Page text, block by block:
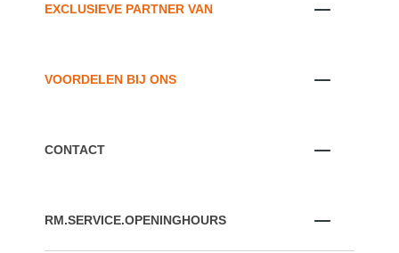
EXCLUSIEVE PARTNER VAN
VOORDELEN BIJ ONS
CONTACT
RM.SERVICE.OPENINGHOURS